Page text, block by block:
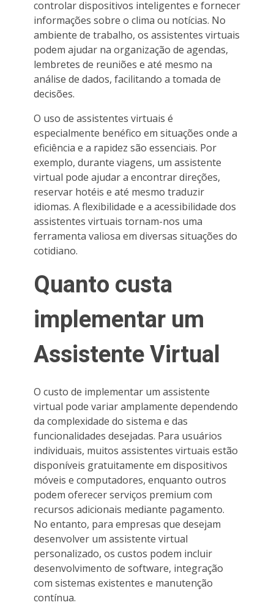
controlar dispositivos inteligentes e fornecer
informações sobre o clima ou notícias. No
ambiente de trabalho, os assistentes virtuais
podem ajudar na organização de agendas,
lembretes de reuniões e até mesmo na
análise de dados, facilitando a tomada de
decisões.
O uso de assistentes virtuais é
especialmente benéfico em situações onde a
eficiência e a rapidez são essenciais. Por
exemplo, durante viagens, um assistente
virtual pode ajudar a encontrar direções,
reservar hotéis e até mesmo traduzir
idiomas. A flexibilidade e a acessibilidade dos
assistentes virtuais tornam-nos uma
ferramenta valiosa em diversas situações do
cotidiano.
Quanto custa
implementar um
Assistente Virtual
O custo de implementar um assistente
virtual pode variar amplamente dependendo
da complexidade do sistema e das
funcionalidades desejadas. Para usuários
individuais, muitos assistentes virtuais estão
disponíveis gratuitamente em dispositivos
móveis e computadores, enquanto outros
podem oferecer serviços premium com
recursos adicionais mediante pagamento.
No entanto, para empresas que desejam
desenvolver um assistente virtual
personalizado, os custos podem incluir
desenvolvimento de software, integração
com sistemas existentes e manutenção
contínua.